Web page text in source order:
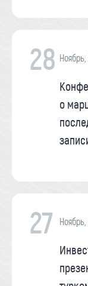
28 Ноябрь,
о
27 Ноябрь,